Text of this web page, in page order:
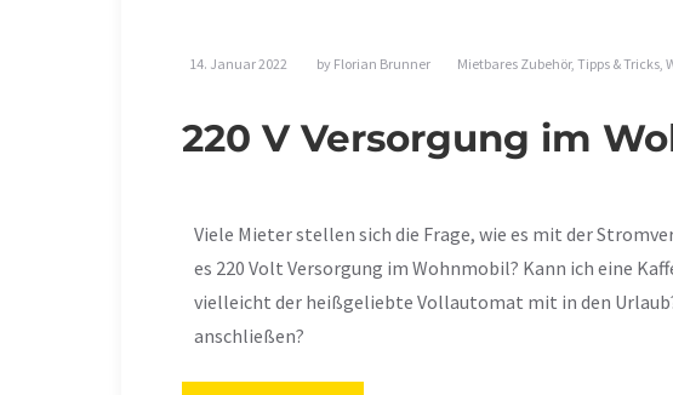
14. Januar 2022 by Florian Brunner Mietbares Zubehör, Tipps & Tricks,
220 V Versorgung im
Viele Mieter stellen sich die Frage, wie es mit der
es 220 Volt Versorgung im Wohnmobil? Kann ich eine
vielleicht der heißgeliebte Vollautomat mit in den
anschließen?